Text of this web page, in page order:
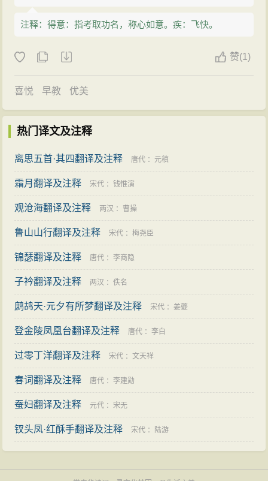
注释：得意：指考取功名，称心如意。疾：飞快。
赞(1)
喜悦 早教 优美
热门译文及注释
离思五首·其四翻译及注释 唐代 ： 元稹
霜月翻译及注释 宋代 ：钱惟演
观沧海翻译及注释 两汉 ： 曹操
鲁山山行翻译及注释 宋代 ：梅尧臣
锦瑟翻译及注释 唐代 ：李商隐
子衿翻译及注释 两汉 ：佚名
鹧鸪天·元夕有所梦翻译及注释 宋代 ：姜夔
登金陵凤凰台翻译及注释 唐代 ：李白
过零丁洋翻译及注释 宋代 ：文天祥
春词翻译及注释 唐代 ：李建勋
蚕妇翻译及注释 元代 ：宋无
钗头凤·红酥手翻译及注释 宋代 ： 陆游